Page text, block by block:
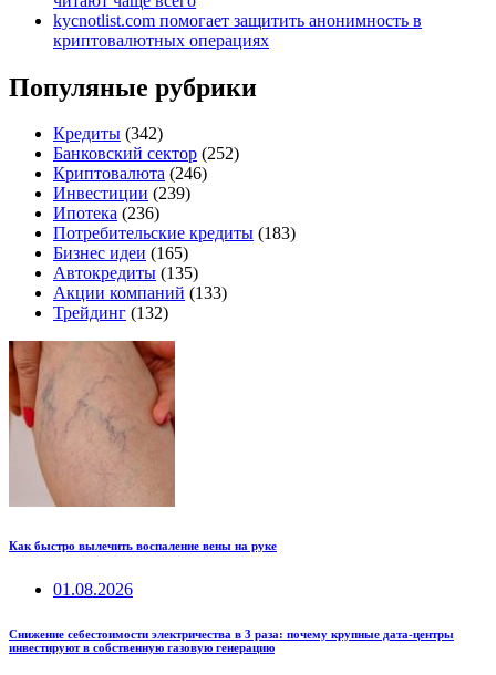
kycnotlist.com помогает защитить анонимность в
криптовалютных операциях
Популяные рубрики
Кредиты (342)
Банковский сектор (252)
Криптовалюта (246)
Инвестиции (239)
Ипотека (236)
Потребительские кредиты (183)
Бизнес идеи (165)
Автокредиты (135)
Акции компаний (133)
Трейдинг (132)
Как быстро вылечить воспаление вены на руке
01.08.2026
Снижение себестоимости электричества в 3 раза: почему крупные дата-центры
инвестируют в собственную газовую генерацию